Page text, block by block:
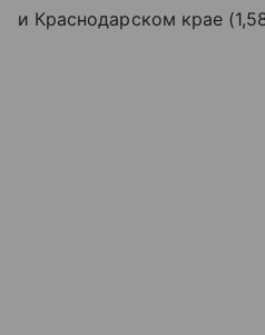
и Краснодарском крае